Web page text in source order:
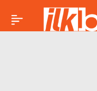
AKOM’dan İstanbul’a